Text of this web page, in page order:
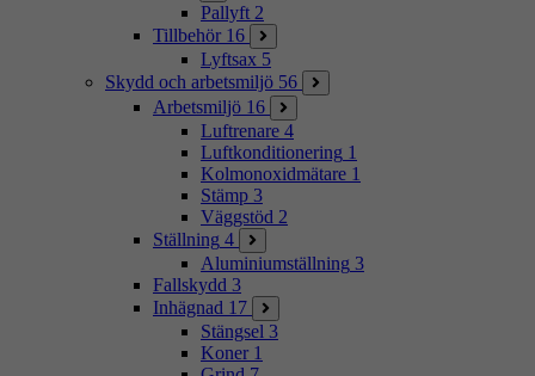
Pallyft 2
Tillbehör 16
Lyftsax 5
Skydd och arbetsmiljö 56
Arbetsmiljö 16
Luftrenare 4
Luftkonditionering 1
Kolmonoxidmätare 1
Stämp 3
Väggstöd 2
Ställning 4
Aluminiumställning 3
Fallskydd 3
Inhägnad 17
Stängsel 3
Koner 1